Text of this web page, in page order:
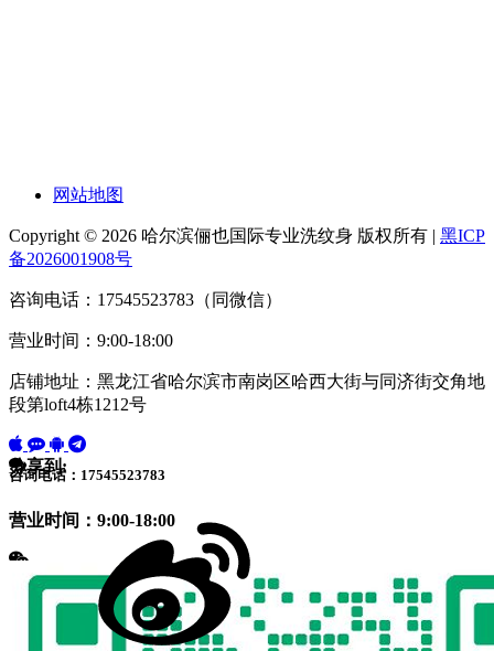
网站地图
Copyright © 2026 哈尔滨俪也国际专业洗纹身 版权所有 | 黑ICP
备2026001908号
咨询电话：17545523783（同微信）
营业时间：9:00-18:00
店铺地址：黑龙江省哈尔滨市南岗区哈西大街与同济街交角地
段第loft4栋1212号
咨询电话：17545523783
营业时间：9:00-18:00
分享到: